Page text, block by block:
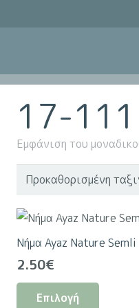
17-111
Εμφάνιση του
Νήμα Ayaz Nature Semli
2.50€
Επιλογή